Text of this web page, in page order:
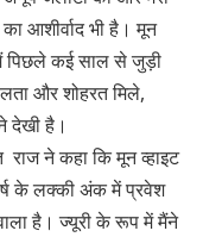
आशीर्वाद भी है। मून
पिछले कई साल से जुड़ी
और शोहरत मिले,
देखी है।
राज ने कहा कि मून व्हाइट
के लक्की अंक में प्रवेश
है। ज्यूरी के रूप में मैंने